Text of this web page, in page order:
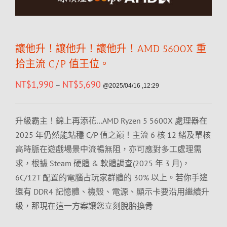
讓他升！讓他升！讓他升！AMD 5600X 重
拾主流 C/P 值王位。
NT$1,990 – NT$5,690 @2025/04/16 ,12:29
升級霸主！錦上再添花…AMD Ryzen 5 5600X 處理器在
2025 年仍然能站穩 C/P 值之巔！主流 6 核 12 緒及單核
高時脈在遊戲場景中流暢無阻，亦可應對多工處理需
求，根據 Steam 硬體 & 軟體調查(2025 年 3 月)，
6C/12T 配置的電腦占玩家群體的 30% 以上。若你手邊
還有 DDR4 記憶體、機殼、電源、顯示卡要沿用繼續升
級，那現在這一方案讓您立刻脫胎換骨